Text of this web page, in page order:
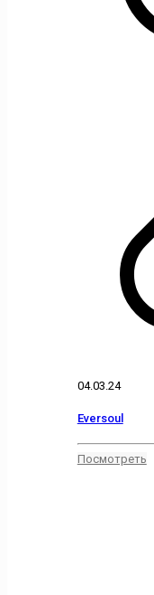
04.03.24
Eversoul
Посмотреть